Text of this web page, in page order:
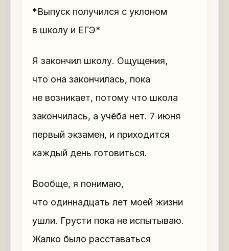
*Выпуск получился с уклоном
в школу и ЕГЭ*
Я закончил школу. Ощущения,
что она закончилась, пока
не возникает, потому что школа
закончилась, а учёба нет. 7 июня
первый экзамен, и приходится
каждый день готовиться.
Вообще, я понимаю,
что одиннадцать лет моей жизни
ушли. Грусти пока не испытываю.
Жалко было расставаться